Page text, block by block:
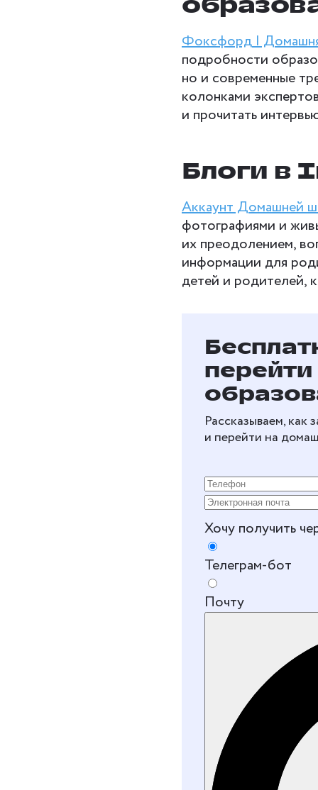
Фоксфорд |
подробности
но и современные
колонками
и прочитать
Блоги в
Аккаунт Домашней
фотографиями и
их преодолением,
информации для
детей и родителей,
Рассказываем,
и перейти на
Хочу получить
Телеграм-бот
Почту